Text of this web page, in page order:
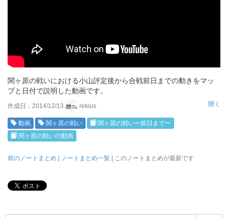
関ヶ原の戦いにおける小山評定後から合戦前日までの動きをマッ
プと日付で説明した動画です。
作成日：2014/12/13 rekius 開く
動画 関ヶ原の戦い
関ヶ原の戦いー前日までー
関ヶ原の戦いの動画
前のノートまとめ | ノートまとめ一覧 | このノートまとめが最新です